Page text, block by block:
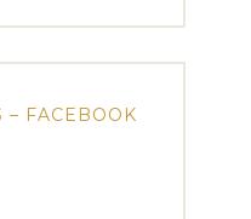
– FACEBOOK